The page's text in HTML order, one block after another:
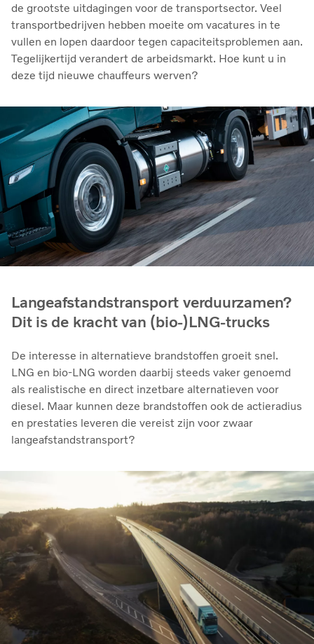
de grootste uitdagingen voor de transportsector. Veel
transportbedrijven hebben moeite om vacatures in te
vullen en lopen daardoor tegen capaciteitsproblemen aan.
Tegelijkertijd verandert de arbeidsmarkt. Hoe kunt u in
deze tijd nieuwe chauffeurs werven?
Langeafstandstransport verduurzamen?
Dit is de kracht van (bio-)LNG-trucks
De interesse in alternatieve brandstoffen groeit snel.
LNG en bio‑LNG worden daarbij steeds vaker genoemd
als realistische en direct inzetbare alternatieven voor
diesel. Maar kunnen deze brandstoffen ook de actieradius
en prestaties leveren die vereist zijn voor zwaar
langeafstandstransport?